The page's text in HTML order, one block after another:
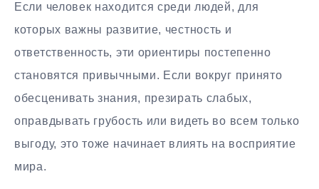
Если человек находится среди людей, для
которых важны развитие, честность и
ответственность, эти ориентиры постепенно
становятся привычными. Если вокруг принято
обесценивать знания, презирать слабых,
оправдывать грубость или видеть во всем только
выгоду, это тоже начинает влиять на восприятие
мира.